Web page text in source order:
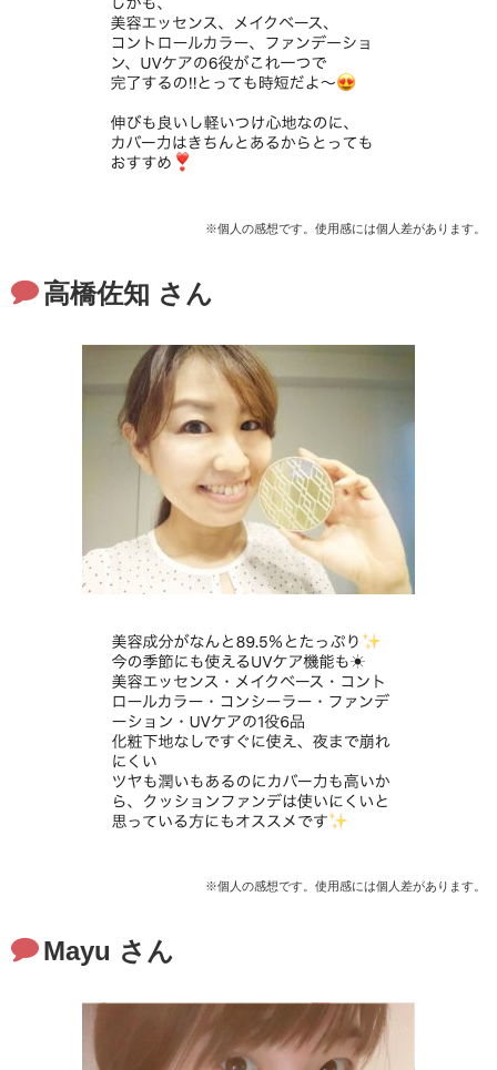
※個人の感想です。使用感には個人差があります。
高橋佐知 さん
※個人の感想です。使用感には個人差があります。
Mayu さん